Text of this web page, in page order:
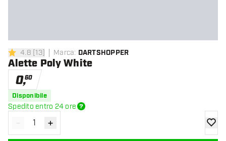
4.8 stelle di valutazione
4.8 [13] Marca: DARTSHOPPER
Alette Poly White
0,60
Disponibile
Spedito entro 24 ore
Diminuisci quantità
- Aumenta quantità
+